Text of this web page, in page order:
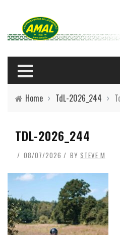
Home › TdL-2026_244 ›
TDL-2026_244
08/07/2026 BY STEVE M